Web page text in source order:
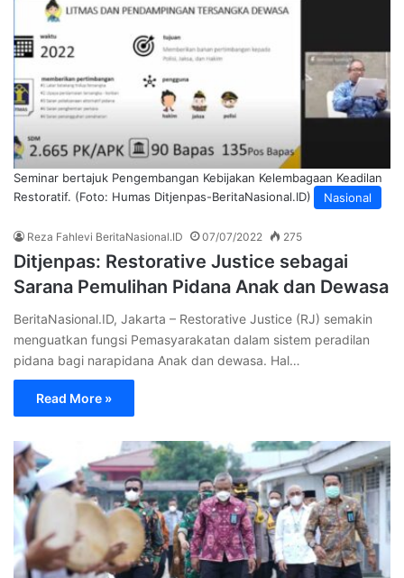
Nasional
Seminar bertajuk Pengembangan Kebijakan Kelembagaan Keadilan
Restoratif. (Foto: Humas Ditjenpas-BeritaNasional.ID)
Reza Fahlevi BeritaNasional.ID 07/07/2022 275
Ditjenpas: Restorative Justice sebagai
Sarana Pemulihan Pidana Anak dan Dewasa
BeritaNasional.ID, Jakarta – Restorative Justice (RJ) semakin
menguatkan fungsi Pemasyarakatan dalam sistem peradilan
pidana bagi narapidana Anak dan dewasa. Hal…
Read More »